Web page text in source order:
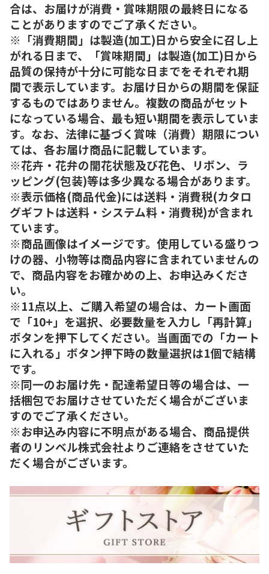
合は、お届けが消費・賞味期限の最終日になる
ことがありますのでご了承ください。
※「消費期間」は製造(加工)日から安全に召し上
がれる日まで、「賞味期間」は製造(加工)日から
品質の保持が十分に可能な日までをそれぞれ期
間で表示しています。お届け日からの期間を保証
するものではありません。複数の商品がセット
になっている場合、最も短い期間を表示していま
す。なお、法律に基づく賞味（消費）期限につい
ては、各お届け商品に記載しています。
※花卉・花弁の開花状態及び花色、リボン、ラ
ッピング(包装)等は多少異なる場合があります。
※表示価格(商品代金)には送料・消費税(カタロ
グギフトは送料・システム料・消費税)が含まれ
ています。
※商品画像はイメージです。使用している盛りつ
けの器、小物等は商品内容に含まれていませんの
で、商品内容をお確かめの上、お申込みくださ
い。
※11点以上、ご購入希望の場合は、カート画面
で「10+」を選択、必要数量を入力し「再計算」
ボタンを押下してください。当画面での「カート
に入れる」ボタン押下時の数量選択は1個で結構
です。
※同一のお届け先・配達希望日等の場合は、一
括梱包でお届けさせていただく場合がございま
すのでご了承ください。
※お申込み内容に不明点がある場合、商品提供
者のリンベル株式会社よりご連絡をさせていた
だく場合がございます。